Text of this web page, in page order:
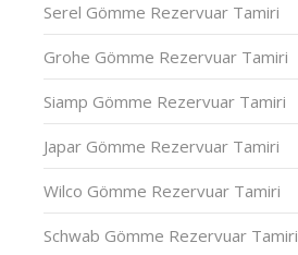
Serel Gömme Rezervuar Tamiri
Grohe Gömme Rezervuar Tamiri
Siamp Gömme Rezervuar Tamiri
Japar Gömme Rezervuar Tamiri
Wilco Gömme Rezervuar Tamiri
Schwab Gömme Rezervuar Tamiri